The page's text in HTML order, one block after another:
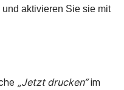
aktivieren Sie sie mit
„Jetzt drucken“im